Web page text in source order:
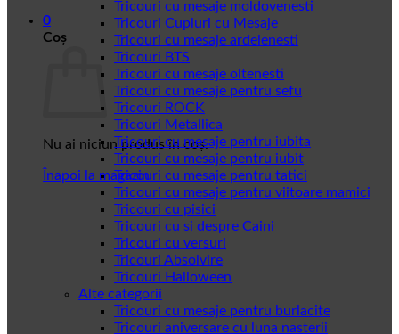
0
Coș
Nu ai niciun produs în coș.
Înapoi la magazin
Tricouri cu mesaje moldovenesti
Tricouri Cupluri cu Mesaje
Tricouri cu mesaje ardelenesti
Tricouri BTS
Tricouri cu mesaje oltenesti
Tricouri cu mesaje pentru sefu
Tricouri ROCK
Tricouri Metallica
Tricouri cu mesaje pentru iubita
Tricouri cu mesaje pentru iubit
Tricouri cu mesaje pentru tatici
Tricouri cu mesaje pentru viitoare mamici
Tricouri cu pisici
Tricouri cu si despre Caini
Tricouri cu versuri
Tricouri Absolvire
Tricouri Halloween
Alte categorii
Tricouri cu mesaje pentru burlacite
Tricouri aniversare cu luna nasterii